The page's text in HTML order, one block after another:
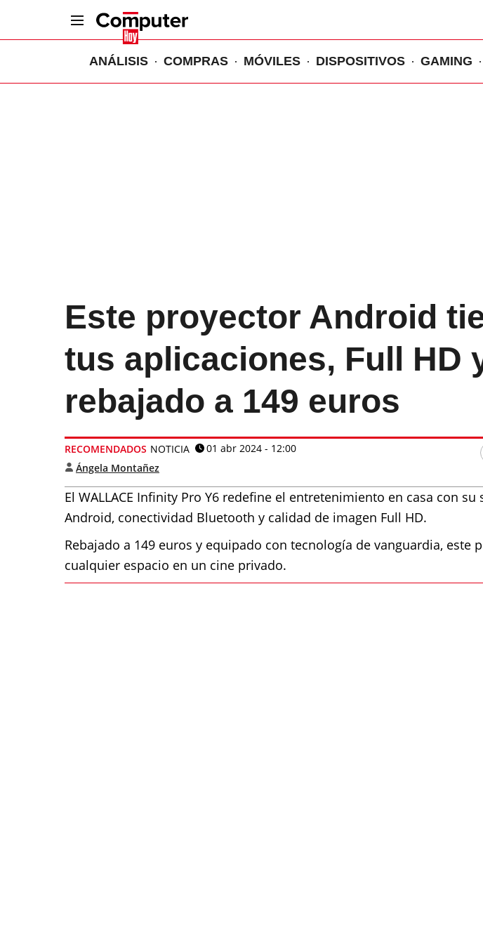
ANÁLISIS COMPRAS MÓVILES DISPOSITIVOS GAMING
Este proyector Android
tus aplicaciones, Full HD
rebajado a 149 euros
RECOMENDADOS NOTICIA
01 abr 2024 - 12:00
Ángela Montañez
El WALLACE Infinity Pro Y6 redefine el entretenimiento en casa con
Android, conectividad Bluetooth y calidad de imagen Full HD.
Rebajado a 149 euros y equipado con tecnología de vanguardia, este
cualquier espacio en un cine privado.